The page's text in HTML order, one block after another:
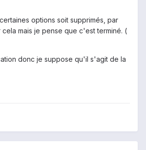
options soit supprimés, par
mais je pense que c'est terminé. (
donc je suppose qu'il s'agit de la